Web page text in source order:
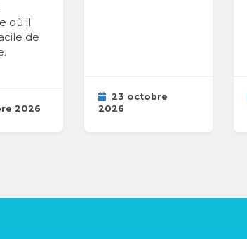
où il
de
2026
23 octobre
2026